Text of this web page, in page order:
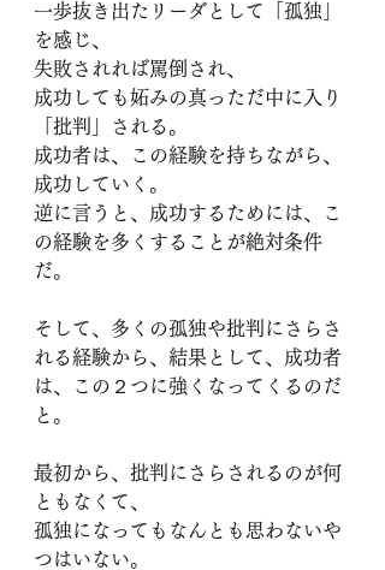
一歩抜き出たリーダとして「孤独」
を感じ、
失敗されれば罵倒され、
成功しても妬みの真っただ中に入り
「批判」される。
成功者は、この経験を持ちながら、
成功していく。
逆に言うと、成功するためには、こ
の経験を多くすることが絶対条件
だ。
そして、多くの孤独や批判にさらさ
れる経験から、結果として、成功者
は、この２つに強くなってくるのだ
と。
最初から、批判にさらされるのが何
ともなくて、
孤独になってもなんとも思わないや
つはいない。